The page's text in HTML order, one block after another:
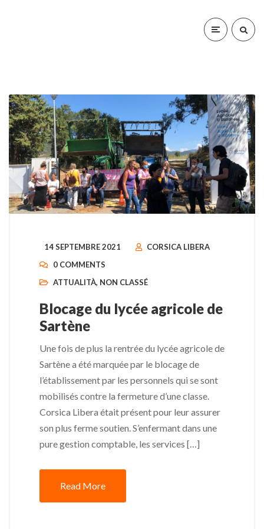
14 SEPTEMBRE 2021
CORSICA LIBERA
0 COMMENTS
ATTUALITÀ, NON CLASSÉ
Blocage du lycée agricole de
Sartène
Une fois de plus la rentrée du lycée agricole de
Sartène a été marquée par le blocage de
l’établissement par les personnels qui se sont
mobilisés contre la fermeture d’une classe.
Corsica Libera était présent pour leur assurer
son plus ferme soutien. S’enfermant dans une
pure gestion comptable, les services […]
Read More